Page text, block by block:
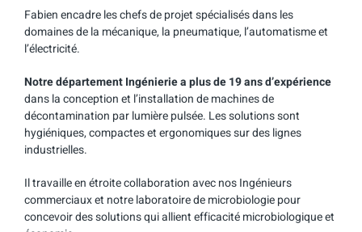
Fabien encadre les chefs de projet spécialisés dans les
domaines de la mécanique, la pneumatique, l’automatisme et
l’électricité.
Notre département Ingénierie a plus de 19 ans d’expérience
dans la conception et l’installation de machines de
décontamination par lumière pulsée. Les solutions sont
hygiéniques, compactes et ergonomiques sur des lignes
industrielles.
Il travaille en étroite collaboration avec nos Ingénieurs
commerciaux et notre laboratoire de microbiologie pour
concevoir des solutions qui allient efficacité microbiologique et